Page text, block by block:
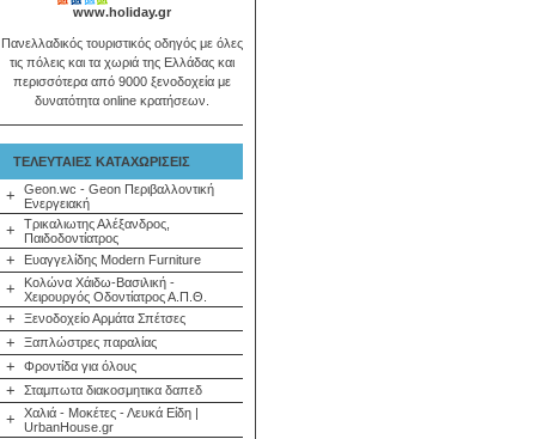
www.holiday.gr
Πανελλαδικός τουριστικός οδηγός με όλες
τις πόλεις και τα χωριά της Ελλάδας και
περισσότερα από 9000 ξενοδοχεία με
δυνατότητα online κρατήσεων.
ΤΕΛΕΥΤΑΙΕΣ ΚΑΤΑΧΩΡΙΣΕΙΣ
+
Geon.wc - Geon Περιβαλλοντική
Ενεργειακή
+
Τρικαλιωτης Αλέξανδρος,
Παιδοδοντίατρος
+ Ευαγγελίδης Modern Furniture
+
Κολώνα Χάιδω-Βασιλική -
Χειρουργός Οδοντίατρος Α.Π.Θ.
+ Ξενοδοχείο Αρμάτα Σπέτσες
+ Ξαπλώστρες παραλίας
+ Φροντίδα για όλους
+ Σταμπωτα διακοσμητικα δαπεδ
+
Χαλιά - Μοκέτες - Λευκά Είδη |
UrbanHouse.gr